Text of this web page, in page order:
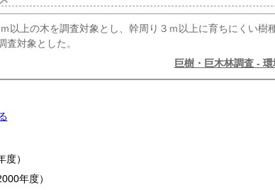
以上の木を調査対象とし、幹周り３ｍ以上に育ちにくい樹
査対象とした。
巨樹・巨木林調査 - 環
）
年度）